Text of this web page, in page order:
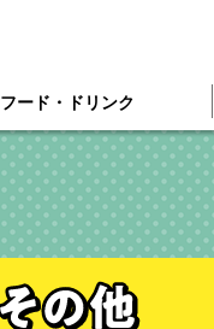
フード・ドリンク